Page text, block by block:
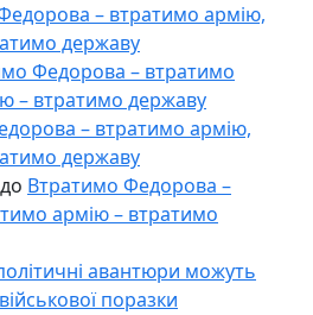
– втратимо армію,
державу
Федорова – втратимо
– втратимо державу
– втратимо армію,
державу
до Втратимо Федорова –
армію – втратимо
авантюри можуть
поразки